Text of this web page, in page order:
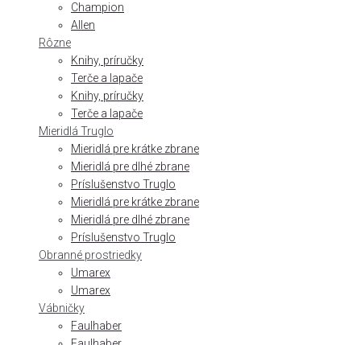
Champion
Allen
Rôzne
Knihy, príručky
Terče a lapače
Knihy, príručky
Terče a lapače
Mieridlá Truglo
Mieridlá pre krátke zbrane
Mieridlá pre dlhé zbrane
Príslušenstvo Truglo
Mieridlá pre krátke zbrane
Mieridlá pre dlhé zbrane
Príslušenstvo Truglo
Obranné prostriedky
Umarex
Umarex
Vábničky
Faulhaber